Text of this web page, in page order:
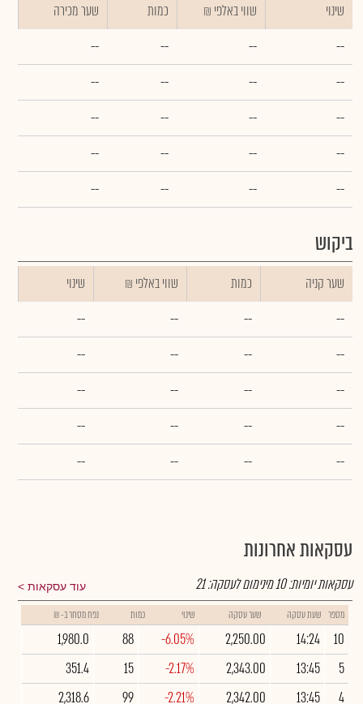
שינוי ₪ שווי באלפי כמות
שער מכירה
--
--
--
--
--
--
--
--
--
--
--
--
--
--
--
--
--
--
--
--
ביקוש
שער קניה כמות ₪ שווי באלפי
שינוי
--
--
--
--
--
--
--
--
--
--
--
--
--
--
--
--
--
--
--
--
עסקאות אחרונות
עוד עסקאות עסקאות יומיות:10מינימום לעסקה:21
מספר שעת עסקה שער עסקה שינוי כמות נפח מסחר ב- ₪
10
14:24
2,250.00
-6.05%
88
1,980.0
5
13:45
2,343.00
-2.17%
15
351.4
4
13:45
2,342.00
-2.21%
99
2,318.6